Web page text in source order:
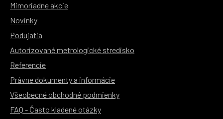
Mimoriadne akcie
Novinky
Podujatia
Autorizované metrologické stredisko
Referencie
Právne dokumenty a informácie
Všeobecné obchodné podmienky
FAQ - Často kladené otázky